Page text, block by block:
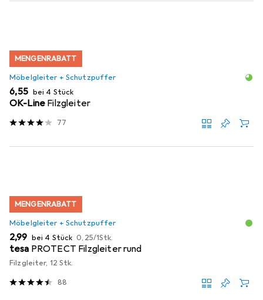
MENGENRABATT
Möbelgleiter + Schutzpuffer
EUR
6,55 bei 4 Stück
OK-Line Filzgleiter
77
MENGENRABATT
Möbelgleiter + Schutzpuffer
EUR
2,99 bei 4 Stück EUR
0,25/1Stk.
tesa PROTECT Filzgleiter rund
Filzgleiter, 12 Stk.
88